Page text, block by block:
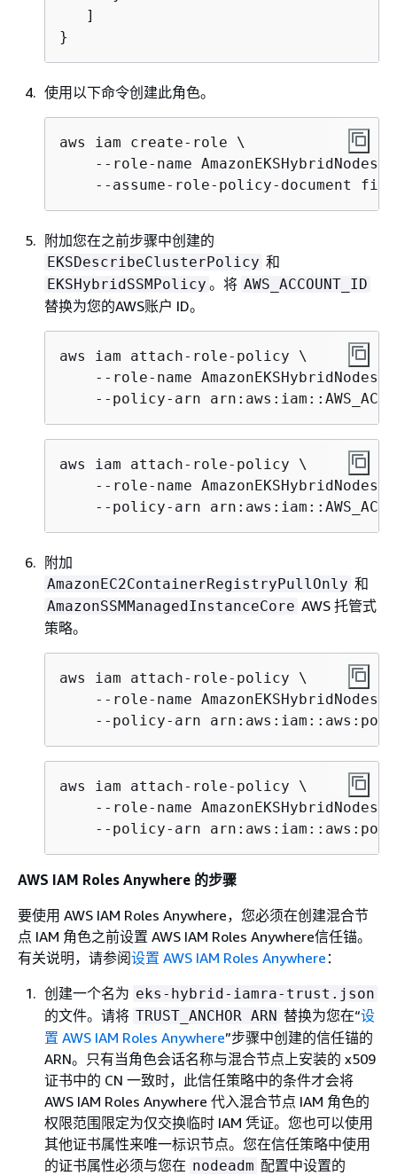
   ]
}
使用以下命令创建此角色。
aws iam create-role \
--role-name
--assume-role-policy-document
附加您在之前步骤中创建的
EKSDescribeClusterPolicy 和
EKSHybridSSMPolicy 。将 AWS_ACCOUNT_ID
替换为您的AWS账户 ID。
aws iam attach-role-policy \
--role-name
--policy-arn
aws iam attach-role-policy \
--role-name
--policy-arn
附加
AmazonEC2ContainerRegistryPullOnly 和
AmazonSSMManagedInstanceCore AWS 托管式
策略。
aws iam attach-role-policy \
--role-name
--policy-arn
aws iam attach-role-policy \
--role-name
--policy-arn
AWS IAM Roles Anywhere 的步骤
要使用 AWS IAM Roles Anywhere，您必须在创建混合节
点 IAM 角色之前设置 AWS IAM Roles Anywhere信任锚。
有关说明，请参阅设置 AWS IAM Roles Anywhere ：
创建一个名为 eks-hybrid-iamra-trust.json
的文件。请将 TRUST_ANCHOR ARN 替换为您在“设
置 AWS IAM Roles Anywhere”步骤中创建的信任锚的
ARN。只有当角色会话名称与混合节点上安装的 x509
证书中的 CN 一致时，此信任策略中的条件才会将
AWS IAM Roles Anywhere 代入混合节点 IAM 角色的
权限范围限定为仅交换临时 IAM 凭证。您也可以使用
其他证书属性来唯一标识节点。您在信任策略中使用
的证书属性必须与您在 nodeadm 配置中设置的